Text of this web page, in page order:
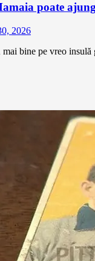
poate
2026
bine pe vreo